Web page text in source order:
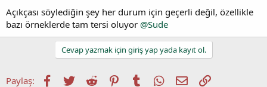
Açıkçası söylediğin şey her durum için geçerli değil, özellikle
bazı örneklerde tam tersi oluyor @Sude
Cevap yazmak için giriş yap yada kayıt ol.
Paylaş: Facebook
TwitterReddit PinterestTumblrWhatsApp
E-postaLink